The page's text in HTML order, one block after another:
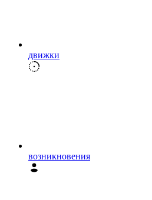
движки
возникновения